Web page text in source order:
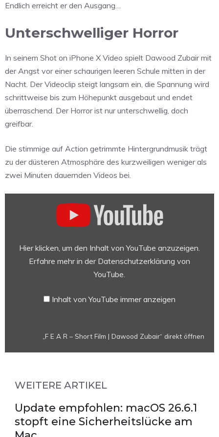
Endlich erreicht er den Ausgang…
Unterschwelliger Horror
In seinem Shot on iPhone X Video spielt Dawood Zubair mit
der Angst vor einer schaurigen leeren Schule mitten in der
Nacht. Der Videoclip steigt langsam ein, die Spannung wird
schrittweise bis zum Höhepunkt ausgebaut und endet
überraschend. Der Horror ist nur unterschwellig, doch
greifbar.
Die stimmige auf Action getrimmte Hintergrundmusik trägt
zu der düsteren Atmosphäre des kurzweiligen weniger als
zwei Minuten dauernden Videos bei.
Hier klicken, um den Inhalt von YouTube anzuzeigen.
Erfahre mehr in der Datenschutzerklärung von
YouTube.
Inhalt von YouTube immer anzeigen
„F E A R – Short Film | Dawood Zubair“ direkt öffnen
WEITERE ARTIKEL
Update empfohlen: macOS 26.6.1
stopft eine Sicherheitslücke am